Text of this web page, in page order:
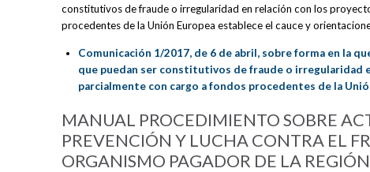
constitutivos de fraude o irregularidad en relación con los
procedentes de la Unión Europea establece el cauce y
Comunicación 1/2017, de 6 de abril, sobre forma en la
que puedan ser constitutivos de fraude o irregularidad
parcialmente con cargo a fondos procedentes de la
MANUAL PROCEDIMIENTO SOBRE
PREVENCIÓN Y LUCHA CONTRA EL
ORGANISMO PAGADOR DE LA